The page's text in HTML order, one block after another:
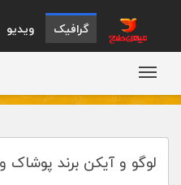
گرافیک ویدیو
لوگو و آیکن برند پوشاک